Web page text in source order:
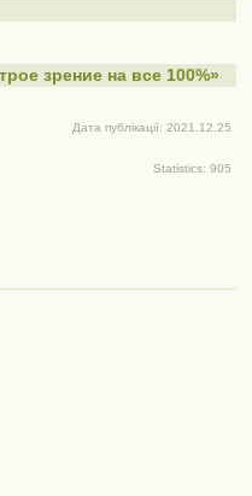
зрение на все 100%»
Дата публікації: 2021.12.25
Statistics: 905